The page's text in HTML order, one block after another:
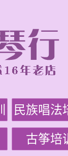
民族唱法
古筝培